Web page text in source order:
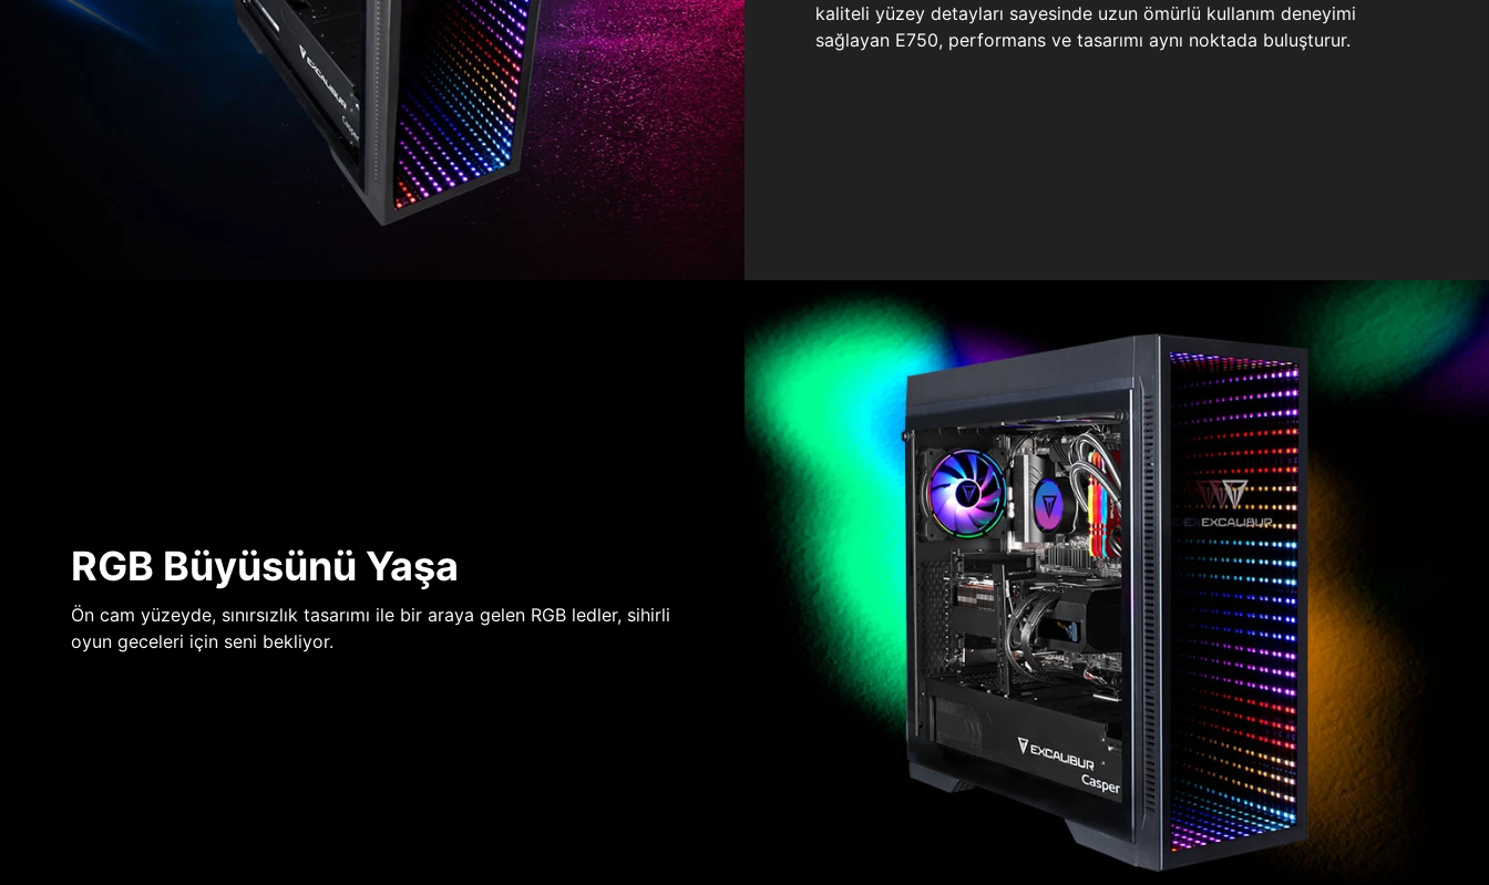
kaliteli yüzey detayları sayesinde uzun ömürlü kullanım deneyimi
sağlayan E750, performans ve tasarımı aynı noktada buluşturur.
RGB Büyüsünü Yaşa
Ön cam yüzeyde, sınırsızlık tasarımı ile bir araya gelen RGB ledler, sihirli
oyun geceleri için seni bekliyor.